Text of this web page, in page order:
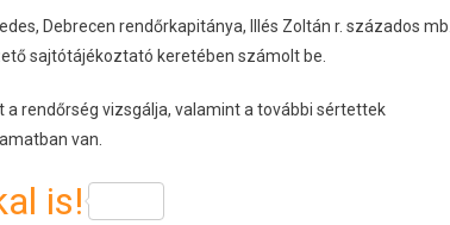
Debrecen rendőrkapitánya, Illés Zoltán r. százados
sajtótájékoztató keretében számolt be.
rendőrség vizsgálja, valamint a további sértettek
van.
is!